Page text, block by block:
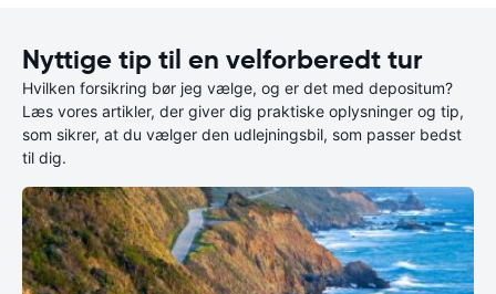
Nyttige tip til en velforberedt tur
Hvilken forsikring bør jeg vælge, og er det med depositum?
Læs vores artikler, der giver dig praktiske oplysninger og tip,
som sikrer, at du vælger den udlejningsbil, som passer bedst
til dig.